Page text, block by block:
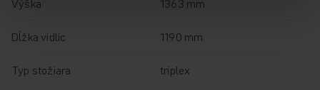
Výška 1363 mm
Dĺžka vidlíc 1190 mm
Typ stožiara triplex